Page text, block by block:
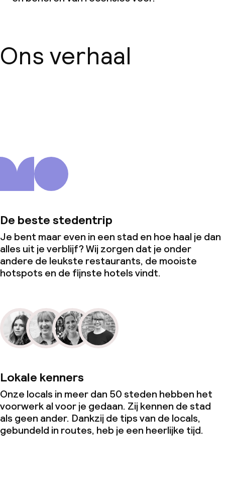
Ons verhaal
De beste stedentrip
Je bent maar even in een stad en hoe haal je dan
alles uit je verblijf? Wij zorgen dat je onder
andere de leukste restaurants, de mooiste
hotspots en de fijnste hotels vindt.
Lokale kenners
Onze locals in meer dan 50 steden hebben het
voorwerk al voor je gedaan. Zij kennen de stad
als geen ander. Dankzij de tips van de locals,
gebundeld in routes, heb je een heerlijke tijd.